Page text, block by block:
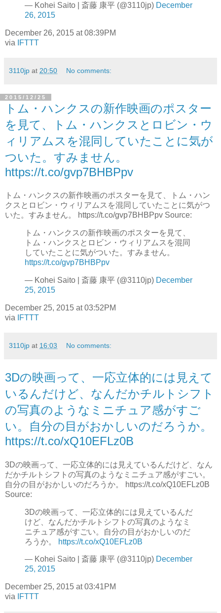
— Kohei Saito | 斎藤 康平 (@3110jp) December
26, 2015
December 26, 2015 at 08:39PM
via
IFTTT
3110jp at 20:50 No comments:
2015/12/25
トム・ハンクスの新作映画のポスター
を見て、トム・ハンクスとロビン・ウ
ィリアムスを混同していたことに気が
ついた。すみません。
https://t.co/gvp7BHBPpv
トム・ハンクスの新作映画のポスターを見て、トム・ハン
クスとロビン・ウィリアムスを混同していたことに気がつ
いた。すみません。 https://t.co/gvp7BHBPpv Source:
トム・ハンクスの新作映画のポスターを見て、
トム・ハンクスとロビン・ウィリアムスを混同
していたことに気がついた。すみません。
https://t.co/gvp7BHBPpv
— Kohei Saito | 斎藤 康平 (@3110jp) December
25, 2015
December 25, 2015 at 03:52PM
via
IFTTT
3110jp at 16:03 No comments:
3Dの映画って、一応立体的には見えて
いるんだけど、なんだかチルトシフト
の写真のようなミニチュア感がすご
い。自分の目がおかしいのだろうか。
https://t.co/xQ10EFLz0B
3Dの映画って、一応立体的には見えているんだけど、なん
だかチルトシフトの写真のようなミニチュア感がすごい。
自分の目がおかしいのだろうか。 https://t.co/xQ10EFLz0B
Source:
3Dの映画って、一応立体的には見えているんだ
けど、なんだかチルトシフトの写真のようなミ
ニチュア感がすごい。自分の目がおかしいのだ
ろうか。
https://t.co/xQ10EFLz0B
— Kohei Saito | 斎藤 康平 (@3110jp) December
25, 2015
December 25, 2015 at 03:41PM
via
IFTTT